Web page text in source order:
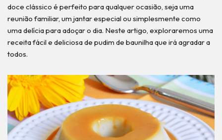
doce clássico é perfeito para qualquer ocasião, seja uma
reunião familiar, um jantar especial ou simplesmente como
uma delícia para adoçar o dia. Neste artigo, exploraremos uma
receita fácil e deliciosa de pudim de baunilha que irá agradar a
todos.